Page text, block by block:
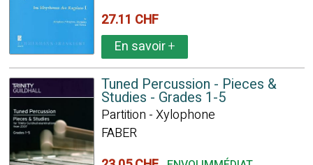
27.11 CHF
En savoir+
Tuned Percussion - Pieces &
Studies - Grades 1-5
Partition - Xylophone
FABER